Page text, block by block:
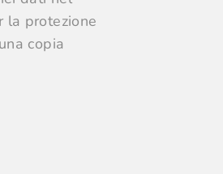
la protezione
copia